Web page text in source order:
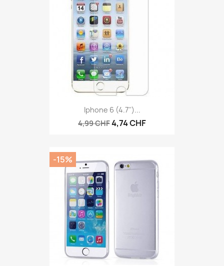
Iphone 6 (4.7'')...
4,99 CHF4,74 CHF
-15%